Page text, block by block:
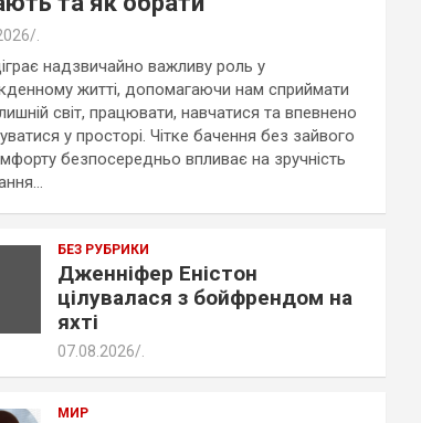
надзвичайно важливу роль у
житті, допомагаючи нам сприймати
світ, працювати, навчатися та впевнено
у просторі. Чітке бачення без зайвого
безпосередньо впливає на зручність
БЕЗ РУБРИКИ
Дженніфер Еністон
цілувалася з бойфрендом на
яхті
07.08.2026
МИР